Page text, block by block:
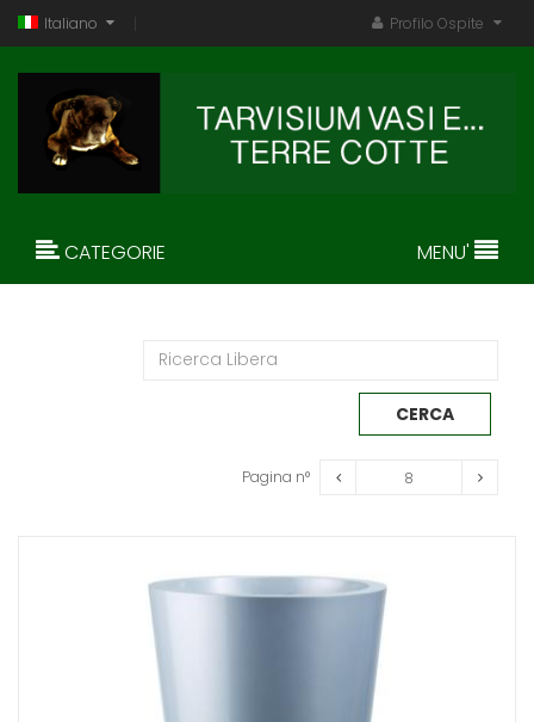
Italiano Profilo Ospite
CATEGORIE MENU'
Pagina n° 8